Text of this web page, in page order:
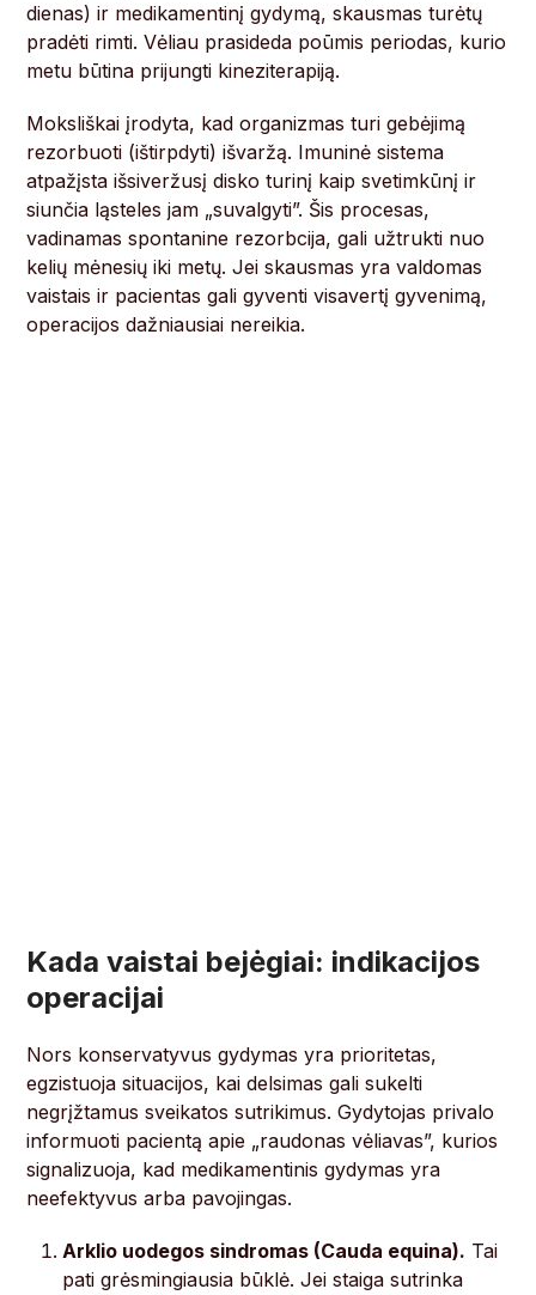
dienas) ir medikamentinį gydymą, skausmas turėtų
pradėti rimti. Vėliau prasideda poūmis periodas, kurio
metu būtina prijungti kineziterapiją.
Moksliškai įrodyta, kad organizmas turi gebėjimą
rezorbuoti (ištirpdyti) išvaržą. Imuninė sistema
atpažįsta išsiveržusį disko turinį kaip svetimkūnį ir
siunčia ląsteles jam „suvalgyti”. Šis procesas,
vadinamas spontanine rezorbcija, gali užtrukti nuo
kelių mėnesių iki metų. Jei skausmas yra valdomas
vaistais ir pacientas gali gyventi visavertį gyvenimą,
operacijos dažniausiai nereikia.
Kada vaistai bejėgiai: indikacijos
operacijai
Nors konservatyvus gydymas yra prioritetas,
egzistuoja situacijos, kai delsimas gali sukelti
negrįžtamus sveikatos sutrikimus. Gydytojas privalo
informuoti pacientą apie „raudonas vėliavas”, kurios
signalizuoja, kad medikamentinis gydymas yra
neefektyvus arba pavojingas.
Arklio uodegos sindromas (Cauda equina). Tai
pati grėsmingiausia būklė. Jei staiga sutrinka